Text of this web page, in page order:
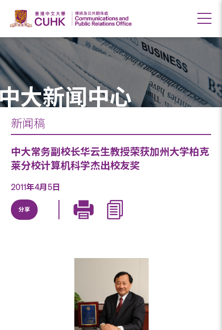
大新闻中心
新闻稿
中大常务副校长华云生教授荣获加州大学柏克
莱分校计算机科学杰出校友奖
2011年4月5日
分享